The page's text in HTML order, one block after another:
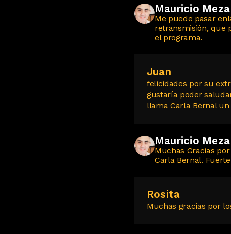
Mauricio
Me puede pasar
retransmisión, que
el programa.
Juan
felicidades por su
gustaría poder
llama Carla Bernal un
Mauricio
Muchas Gracias
Carla Bernal.
Rosita
Muchas gracias por